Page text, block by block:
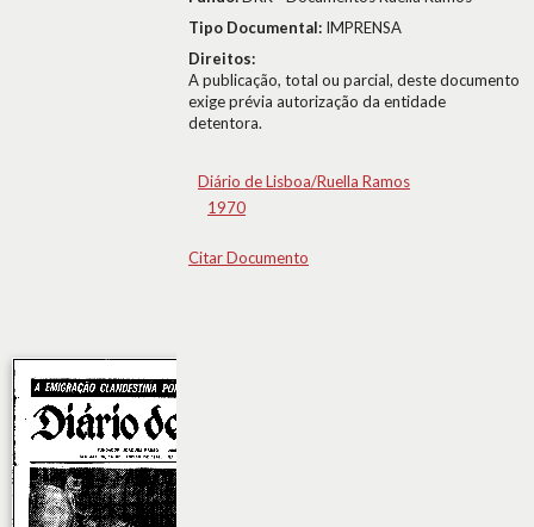
Tipo Documental: IMPRENSA
Direitos:
A publicação, total ou parcial, deste documento
exige prévia autorização da entidade
detentora.
Diário de Lisboa/Ruella Ramos
1970
Citar Documento